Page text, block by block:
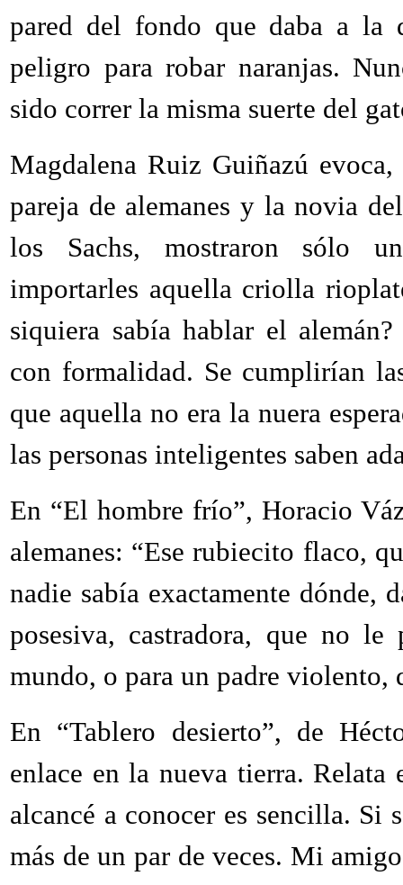
pared del fondo que daba a la
peligro para robar naranjas.
sido correr la misma suerte del
Magdalena Ruiz Guiñazú
pareja de alemanes y la novia
los Sachs, mostraron sólo
importarles aquella criolla
siquiera sabía hablar el
con formalidad. Se cumplirían
que aquella no era la nuera
las personas inteligentes saben
En “El hombre frío”, Horacio
alemanes: “Ese rubiecito flaco,
nadie sabía exactamente dónde,
posesiva, castradora, que no
mundo, o para un padre violento,
En “Tablero desierto”, de
enlace en la nueva tierra.
alcancé a conocer es sencilla. Si
más de un par de veces. Mi